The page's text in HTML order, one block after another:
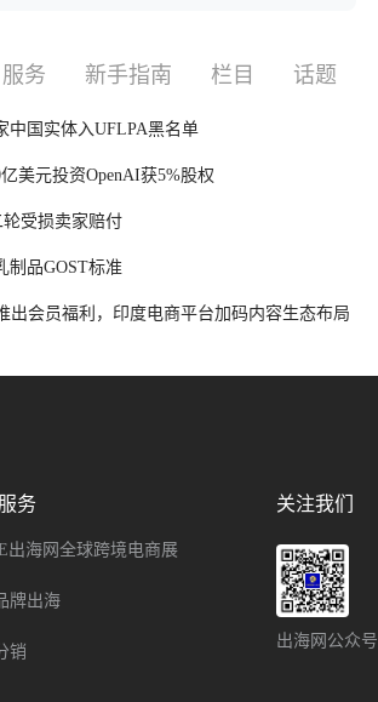
服务 新手指南 栏目 话题
中国实体入UFLPA黑名单
美元投资OpenAI获5%股权
轮受损卖家赔付
制品GOST标准
出会员福利，印度电商平台加码内容生态布局
务
出海网全球跨境电商展
牌出海
销
关注我们
出海网公众号